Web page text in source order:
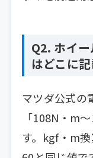
Q2. ホイ
はどこに
マツダ公式の
「108N・m
す。kgf・m